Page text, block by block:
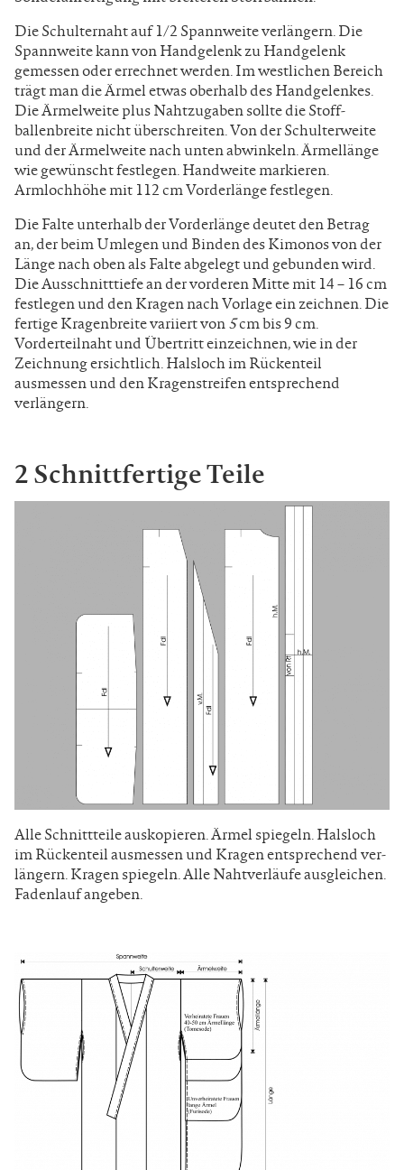
Die Schulternaht auf 1/2 Spannweite ver­längern. Die
Spannweite kann von Handgelenk zu Hand­gelenk
gemessen oder errechnet werden. Im westlichen Bereich
trägt man die Ärmel etwas oberhalb des Hand­gelenkes.
Die Ärmelweite plus Nahtzugaben sollte die Stoff­
ballenbreite nicht überschreiten. Von der Schulterweite
und der Ärmelweite nach unten abwinkeln. Ärmellänge
wie gewünscht festlegen. Handweite markieren.
Armlochhöhe mit 112 cm Vorderlänge festlegen.
Die Falte unterhalb der Vorderlänge deutet den Betrag
an, der beim Umlegen und Binden des Kimonos von der
Länge nach oben als Falte abgelegt und gebunden wird.
Die Ausschnitttiefe an der vorderen Mitte mit 14 – 16 cm
festlegen und den Kragen nach Vorlage ein­ zeichnen. Die
fertige Kragenbreite variiert von5cm bis 9 cm.
Vorderteilnaht und Übertritt einzeichnen, wie in der
Zeich­nung ersichtlich. Halsloch im Rückenteil
ausmessen und den Kragenstreifen entsprechend
verlängern.
2 Schnittfertige Teile
Alle Schnittteile auskopieren. Ärmel spiegeln. Halsloch
im Rückenteil ausmessen und Kragen entsprechend ver­
längern. Kragen spiegeln. Alle Nahtverläufe ausgleichen.
Fadenlauf angeben.